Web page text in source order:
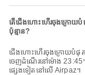
តើជើងហោះហើរចុងក្រោយ
ប៉ុន្មាន?
ជើងហោះហើរចុងក្រោយបំផុតពី Kuala Lumpur ទៅ Manila ជាមួយ Malaysia Airlines
ចេញដំណើរនៅម៉ោង 23:45
ផ្សេងទៀតនៅលើ Airpaz។